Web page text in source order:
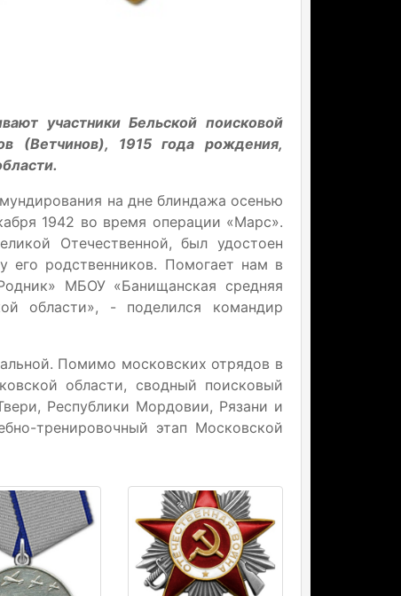
участники Бельской поисковой
(Ветчинов), 1915 года рождения,
на дне блиндажа осенью
1942 во время операции «Марс».
Отечественной, был удостоен
его родственников. Помогает нам в
МБОУ «Банищанская средняя
области», - поделился командир
Помимо московских отрядов в
области, сводный поисковый
Республики Мордовии, Рязани и
тренировочный этап Московской